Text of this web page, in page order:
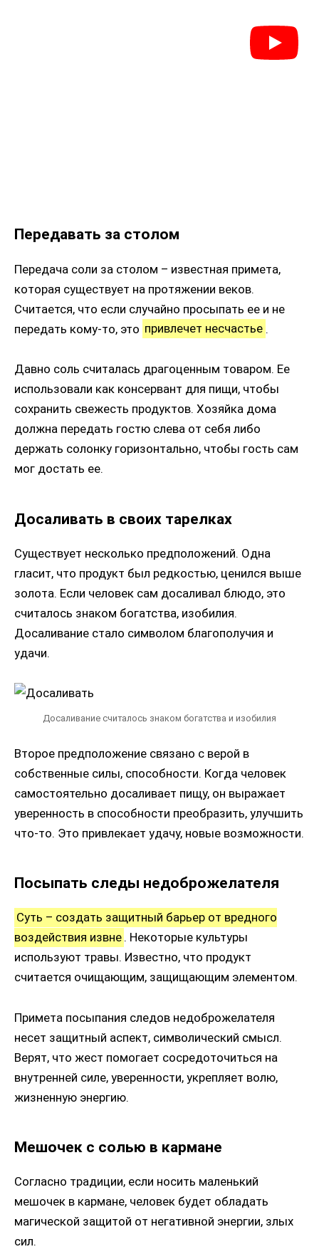
Передавать за столом
Передача соли за столом – известная примета,
которая существует на протяжении веков.
Считается, что если случайно просыпать ее и не
передать кому-то, это привлечет несчастье .
Давно соль считалась драгоценным товаром. Ее
использовали как консервант для пищи, чтобы
сохранить свежесть продуктов. Хозяйка дома
должна передать гостю слева от себя либо
держать солонку горизонтально, чтобы гость сам
мог достать ее.
Досаливать в своих тарелках
Существует несколько предположений. Одна
гласит, что продукт был редкостью, ценился выше
золота. Если человек сам досаливал блюдо, это
считалось знаком богатства, изобилия.
Досаливание стало символом благополучия и
удачи.
Досаливание считалось знаком богатства и изобилия
Второе предположение связано с верой в
собственные силы, способности. Когда человек
самостоятельно досаливает пищу, он выражает
уверенность в способности преобразить, улучшить
что-то. Это привлекает удачу, новые возможности.
Посыпать следы недоброжелателя
Суть – создать защитный барьер от вредного
воздействия извне . Некоторые культуры
используют травы. Известно, что продукт
считается очищающим, защищающим элементом.
Примета посыпания следов недоброжелателя
несет защитный аспект, символический смысл.
Верят, что жест помогает сосредоточиться на
внутренней силе, уверенности, укрепляет волю,
жизненную энергию.
Мешочек с солью в кармане
Согласно традиции, если носить маленький
мешочек в кармане, человек будет обладать
магической защитой от негативной энергии, злых
сил.